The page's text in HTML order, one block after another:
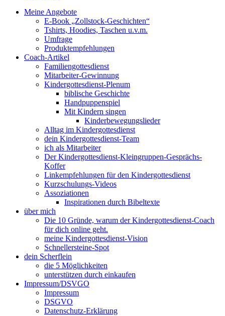
Meine Angebote
E-Book „Zollstock-Geschichten“
Tshirts, Hoodies, Taschen u.v.m.
Umfrage
Produktempfehlungen
Coach-Artikel
Familiengottesdienst
Mitarbeiter-Gewinnung
Kindergottesdienst-Plenum
biblische Geschichte
Handpuppenspiel
Mit Kindern singen
Kinderbewegungslieder
Alltag im Kindergottesdienst
dein Kindergottesdienst-Team
ich als Mitarbeiter
Der Kindergottesdienst-Kleingruppen-Gesprächs-
Koffer
Linkempfehlungen für den Kindergottesdienst
Kurzschulungs-Videos
Assoziationen
Inspirationen durch Bibeltexte
über mich
Die 10 Gründe, warum der Kindergottesdienst-Coach
für dich online geht.
meine Kindergottesdienst-Vision
Schnellersteine-Spot
dein Scherflein
die 5 Möglichkeiten
unterstützen durch einkaufen
Impressum/DSVGO
Impressum
DSGVO
Datenschutz-Erklärung